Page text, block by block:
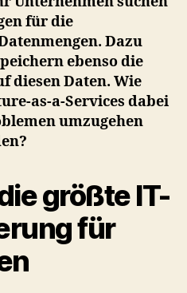
für
die
Herausforderungen
von
Big
Data?
für die
Dazu
ebenso die
diesen Daten. Wie
as-a-Services dabei
umzugehen
größte IT-
für